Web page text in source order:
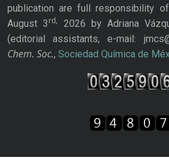
publication are full responsibility
August 3rd,
2026 by Adriana
(editorial assistants, e-mail:
Chem. Soc., Sociedad Química de